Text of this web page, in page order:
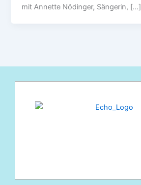
mit Annette Nödinger, Sängerin, […]